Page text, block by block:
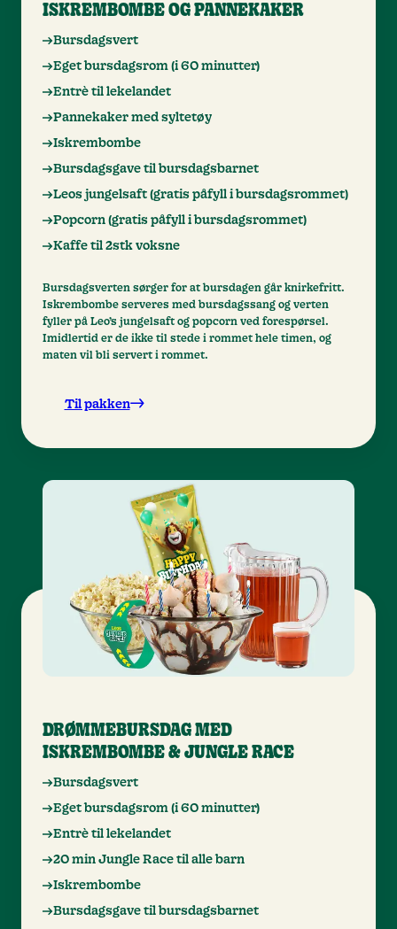
ISKREMBOMBE OG PANNEKAKER
Bursdagsvert
Eget bursdagsrom (i 60 minutter)
Entrè til lekelandet
Pannekaker med syltetøy
Iskrembombe
Bursdagsgave til bursdagsbarnet
Leos jungelsaft (gratis påfyll i bursdagsrommet)
Popcorn (gratis påfyll i bursdagsrommet)
Kaffe til 2stk voksne
Bursdagsverten sørger for at bursdagen går knirkefritt.
Iskrembombe serveres med bursdagssang og verten
fyller på Leo’s jungelsaft og popcorn ved forespørsel.
Imidlertid er de ikke til stede i rommet hele timen, og
maten vil bli servert i rommet.
Til pakken
DRØMMEBURSDAG MED
ISKREMBOMBE & JUNGLE RACE
Bursdagsvert
Eget bursdagsrom (i 60 minutter)
Entrè til lekelandet
20 min Jungle Race til alle barn
Iskrembombe
Bursdagsgave til bursdagsbarnet